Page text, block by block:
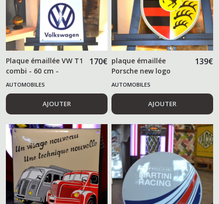
Plaque émaillée VW T1
combi - 60 cm -
170€
AUTOMOBILES
AJOUTER
plaque émaillée
Porsche new logo
139€
AUTOMOBILES
AJOUTER